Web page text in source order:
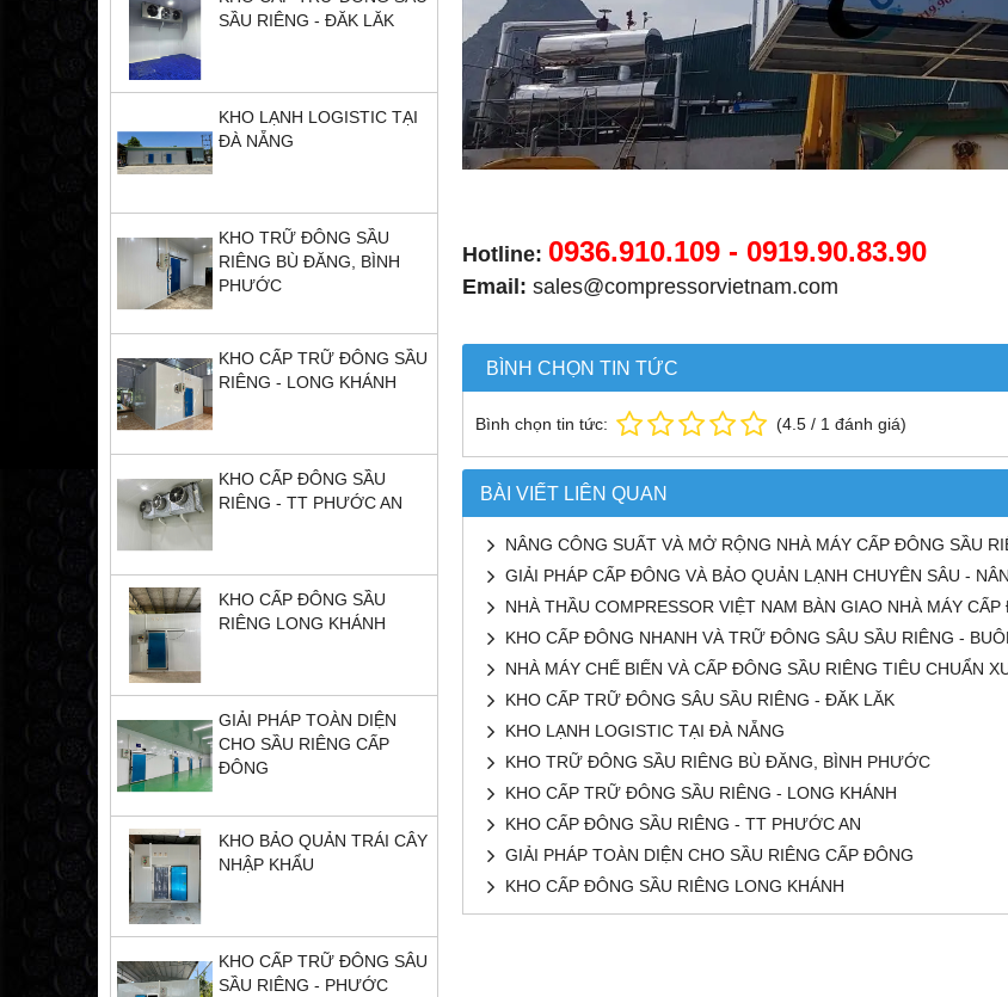
SẦU RIÊNG - ĐĂK LĂK
KHO LẠNH LOGISTIC TẠI
ĐÀ NẴNG
KHO TRỮ ĐÔNG SẦU
RIÊNG BÙ ĐĂNG, BÌNH
PHƯỚC
KHO CẤP TRỮ ĐÔNG SẦU
RIÊNG - LONG KHÁNH
KHO CẤP ĐÔNG SẦU
RIÊNG - TT PHƯỚC AN
KHO CẤP ĐÔNG SẦU
RIÊNG LONG KHÁNH
GIẢI PHÁP TOÀN DIỆN
CHO SẦU RIÊNG CẤP
ĐÔNG
KHO BẢO QUẢN TRÁI CÂY
NHẬP KHẨU
KHO CẤP TRỮ ĐÔNG SÂU
SẦU RIÊNG - PHƯỚC
Hotline: 0936.910.109 - 0919.90.83.90
Email: sales@compressorvietnam.com
BÌNH CHỌN TIN TỨC
Bình chọn tin tức: (4.5 / 1 đánh giá)
BÀI VIẾT LIÊN QUAN
NÂNG CÔNG SUẤT VÀ MỞ RỘNG NHÀ MÁY CẤP ĐÔNG SẦU
GIẢI PHÁP CẤP ĐÔNG VÀ BẢO QUẢN LẠNH CHUYÊN SÂU -
NHÀ THẦU COMPRESSOR VIỆT NAM BÀN GIAO NHÀ MÁY
KHO CẤP ĐÔNG NHANH VÀ TRỮ ĐÔNG SÂU SẦU RIÊNG -
NHÀ MÁY CHẾ BIẾN VÀ CẤP ĐÔNG SẦU RIÊNG TIÊU CHUẨN
KHO CẤP TRỮ ĐÔNG SÂU SẦU RIÊNG - ĐĂK LĂK
KHO LẠNH LOGISTIC TẠI ĐÀ NẴNG
KHO TRỮ ĐÔNG SẦU RIÊNG BÙ ĐĂNG, BÌNH PHƯỚC
KHO CẤP TRỮ ĐÔNG SẦU RIÊNG - LONG KHÁNH
KHO CẤP ĐÔNG SẦU RIÊNG - TT PHƯỚC AN
GIẢI PHÁP TOÀN DIỆN CHO SẦU RIÊNG CẤP ĐÔNG
KHO CẤP ĐÔNG SẦU RIÊNG LONG KHÁNH